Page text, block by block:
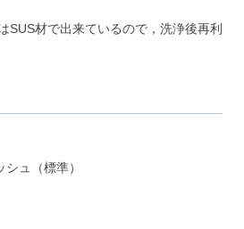
SUS材で出来ているので，洗浄後再利
ュ（標準）